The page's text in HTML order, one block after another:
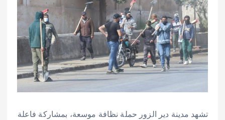
تشهد مدينة دير الزور حملة نظافة موسعة، بمشاركة فاعلة